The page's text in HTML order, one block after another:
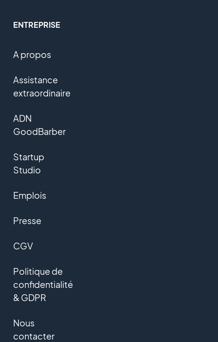
ENTREPRISE
A propos
Assistance
extraordinaire
ADN
GoodBarber
Startup
Studio
Emplois
Presse
CGV
Politique de
confidentialité
& GDPR
Nous
contacter